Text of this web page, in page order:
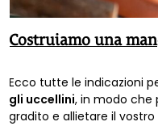
Costruiamo una
Ecco tutte le indicazioni
gli uccellini, in modo che
gradito e allietare il vostro